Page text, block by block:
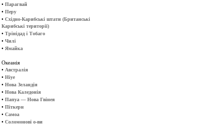
• Парагвай
• Перу
• Східно-Карибські штати (Британські
Карибські території)
• Трінідад і Тобаго
• Чилі
• Ямайка
Океанія
• Австралія
• Ніуе
• Нова Зеландія
• Нова Каледонія
• Папуа — Нова Гвінея
• Піткерн
• Самоа
• Соломонові о-ви